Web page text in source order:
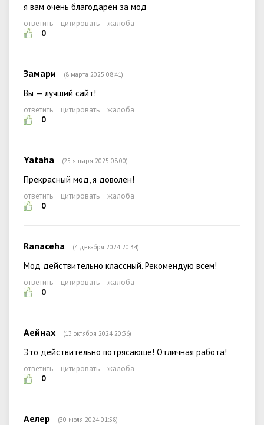
я вам очень благодарен за мод
ответить цитировать
жалоба
0
Замари (8 марта 2025 08:41)
Вы — лучший сайт!
ответить цитировать
жалоба
0
Yataha (25 января 2025 08:00)
Прекрасный мод, я доволен!
ответить цитировать
жалоба
0
Ranaceha (4 декабря 2024 20:34)
Мод действительно классный. Рекомендую всем!
ответить цитировать
жалоба
0
Аейнах (13 октября 2024 20:36)
Это действительно потрясающе! Отличная работа!
ответить цитировать
жалоба
0
Аелер (30 июля 2024 01:58)